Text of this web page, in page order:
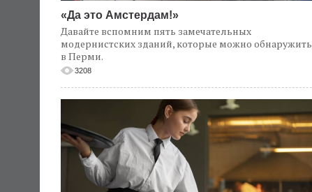
«Да это Амстердам!»
Давайте вспомним пять замечательных
модернистских зданий, которые можно обнаружить
в Перми.
3208